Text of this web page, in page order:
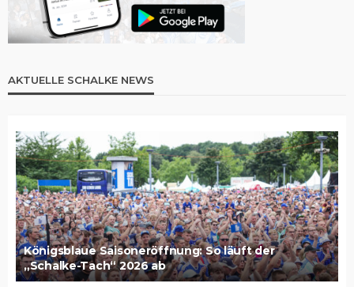
AKTUELLE SCHALKE NEWS
Königsblaue Saisoneröffnung: So läuft der
„Schalke-Tach“ 2026 ab